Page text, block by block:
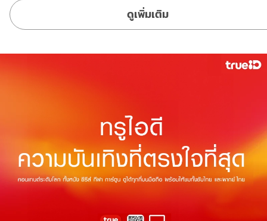
ดูเพิ่มเติม